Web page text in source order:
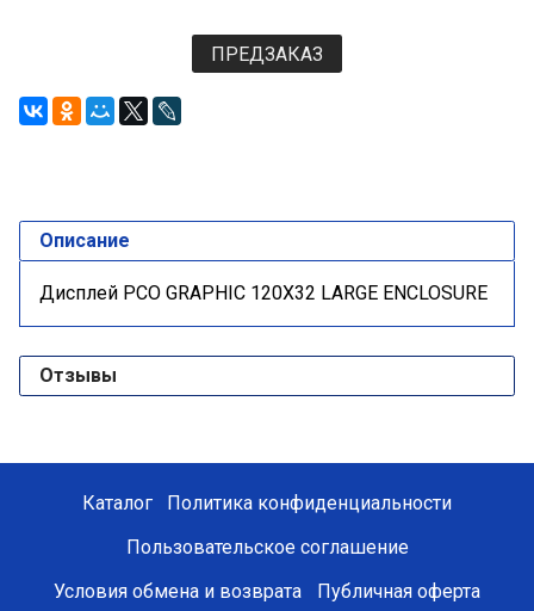
ПРЕДЗАКАЗ
Описание
Дисплей PCO GRAPHIC 120X32 LARGE ENCLOSURE
Отзывы
Каталог
Политика конфиденциальности
Пользовательское соглашение
Условия обмена и возврата
Публичная оферта